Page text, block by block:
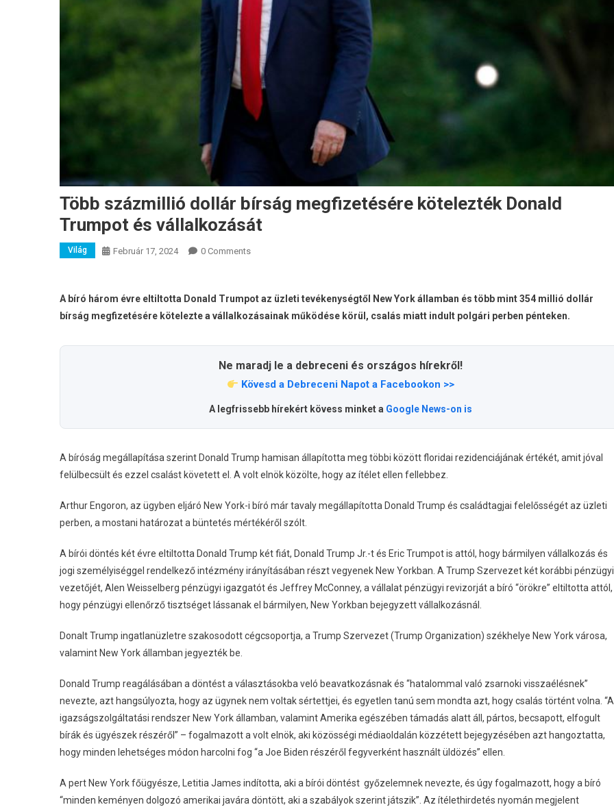
Több százmillió dollár bírság megfizetésére kötelezték Donald
Trumpot és vállalkozását
Világ Február 17, 2024 0 Comments
A bíró három évre eltiltotta Donald Trumpot az üzleti tevékenységtől New York államban és több mint 354 millió dollár
bírság megfizetésére kötelezte a vállalkozásainak működése körül, csalás miatt indult polgári perben pénteken.
Ne maradj le a debreceni és országos hírekről!
Kövesd a Debreceni Napot a Facebookon >>
A legfrissebb hírekért kövess minket a Google News-on is
A bíróság megállapítása szerint Donald Trump hamisan állapította meg többi között floridai rezidenciájának értékét, amit jóval
felülbecsült és ezzel csalást követett el. A volt elnök közölte, hogy az ítélet ellen fellebbez.
Arthur Engoron, az ügyben eljáró New York-i bíró már tavaly megállapította Donald Trump és családtagjai felelősségét az üzleti
perben, a mostani határozat a büntetés mértékéről szólt.
A bírói döntés két évre eltiltotta Donald Trump két fiát, Donald Trump Jr.-t és Eric Trumpot is attól, hogy bármilyen vállalkozás és
jogi személyiséggel rendelkező intézmény irányításában részt vegyenek New Yorkban. A Trump Szervezet két korábbi pénzügyi
vezetőjét, Alen Weisselberg pénzügyi igazgatót és Jeffrey McConney, a vállalat pénzügyi revizorját a bíró “örökre” eltiltotta attól,
hogy pénzügyi ellenőrző tisztséget lássanak el bármilyen, New Yorkban bejegyzett vállalkozásnál.
Donalt Trump ingatlanüzletre szakosodott cégcsoportja, a Trump Szervezet (Trump Organization) székhelye New York városa,
valamint New York államban jegyezték be.
Donald Trump reagálásában a döntést a választásokba veló beavatkozásnak és “hatalommal való zsarnoki visszaélésnek”
nevezte, azt hangsúlyozta, hogy az ügynek nem voltak sértettjei, és egyetlen tanú sem mondta azt, hogy csalás történt volna.
igazságszolgáltatási rendszer New York államban, valamint Amerika egészében támadás alatt áll, pártos, becsapott, elfogult
bírák és ügyészek részéről” – fogalmazott a volt elnök, aki közösségi médiaoldalán közzétett bejegyzésében azt hangoztatta,
hogy minden lehetséges módon harcolni fog “a Joe Biden részéről fegyverként használt üldözés” ellen.
A pert New York főügyésze, Letitia James indította, aki a bírói döntést győzelemnek nevezte, és úgy fogalmazott, hogy a bíró
“minden keményen dolgozó amerikai javára döntött, aki a szabályok szerint játszik”. Az ítélethirdetés nyomán megjelent